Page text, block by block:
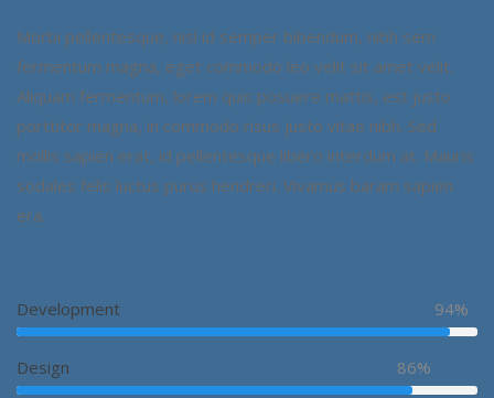
Morbi pellentesque, nisl id semper bibendum, nibh sem
fermentum magna, eget commodo leo velit sit amet velit.
Aliquam fermentum, lorem quis posuere mattis, est justo
porttitor magna, in commodo risus justo vitae nibh. Sed
mollis sapien erat, id pellentesque libero interdum at. Mauris
sodales felis luctus purus hendreri. Vivamus baram sapien
era.
Development 94%
Design 86%